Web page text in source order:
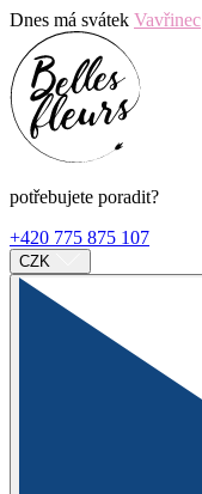
Dnes má svátek Vavřinec
potřebujete poradit?
+420 775 875 107
CZK